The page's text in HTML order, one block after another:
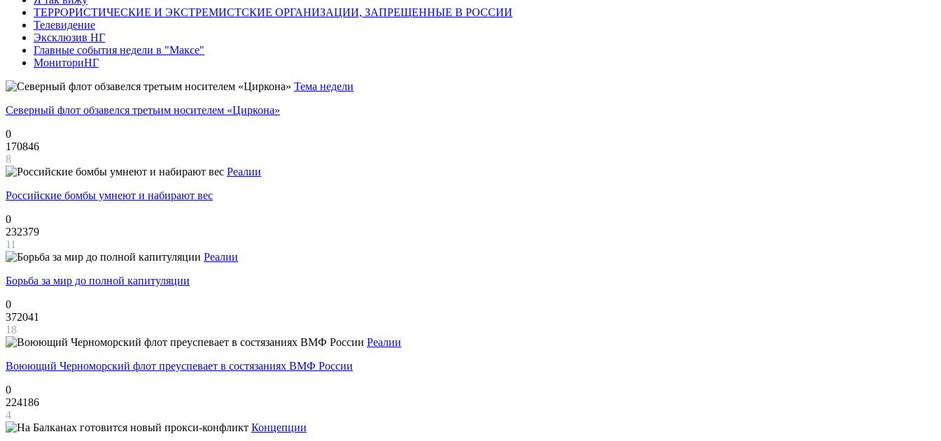
ТЕРРОРИСТИЧЕСКИЕ И ЭКСТРЕМИСТСКИЕ ОРГАНИЗАЦИИ, ЗАПРЕЩЕННЫЕ В РОССИИ
Телевидение
Эксклюзив НГ
Главные события недели в "Максе"
МониториНГ
Тема недели
Северный флот обзавелся третьим носителем «Циркона»
0
170846
8
Реалии
Российские бомбы умнеют и набирают вес
0
232379
11
Реалии
Борьба за мир до полной капитуляции
0
372041
18
Реалии
Воюющий Черноморский флот преуспевает в состязаниях ВМФ России
0
224186
4
Концепции